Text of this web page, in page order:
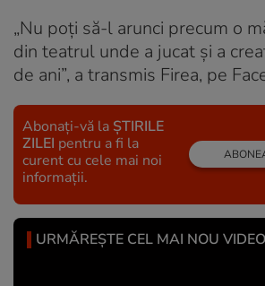
„Nu poți să-l arunci precum o
din teatrul unde a jucat și a
de ani”, a transmis Firea, pe
Abonați-vă la ȘTIRILE
ZILEI pentru a fi la
curent cu cele mai noi
informații.
URMĂREȘTE CEL MAI NOU VIDEO